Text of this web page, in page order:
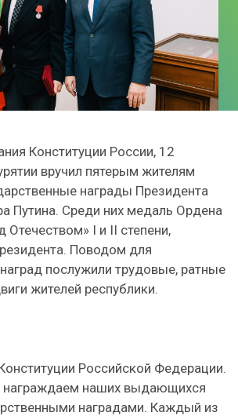
Конституции России, 12
вручил пятерым жителям
награды Президента
Путина. Среди них медаль Ордена
Отечеством» I и II степени,
Поводом для
послужили трудовые, ратные
жителей республики.
Российской Федерации.
награждаем наших выдающихся
наградами. Каждый из